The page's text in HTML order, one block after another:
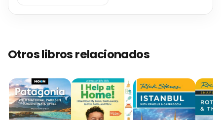
Otros libros relacionados